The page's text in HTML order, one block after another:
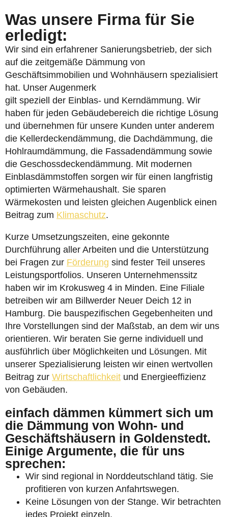
Was unsere Firma für Sie
erledigt:
Wir sind ein erfahrener Sanierungsbetrieb, der sich
auf die zeitgemäße Dämmung von
Geschäftsimmobilien und Wohnhäusern spezialisiert
hat. Unser Augenmerk
gilt speziell der Einblas- und Kerndämmung. Wir
haben für jeden Gebäudebereich die richtige Lösung
und übernehmen für unsere Kunden unter anderem
die Kellerdeckendämmung, die Dachdämmung, die
Hohlraumdämmung, die Fassadendämmung sowie
die Geschossdeckendämmung. Mit modernen
Einblasdämmstoffen sorgen wir für einen langfristig
optimierten Wärmehaushalt. Sie sparen
Wärmekosten und leisten gleichen Augenblick einen
Beitrag zum Klimaschutz.
Kurze Umsetzungszeiten, eine gekonnte
Durchführung aller Arbeiten und die Unterstützung
bei Fragen zur Förderung sind fester Teil unseres
Leistungsportfolios. Unseren Unternehmenssitz
haben wir im Krokusweg 4 in Minden. Eine Filiale
betreiben wir am Billwerder Neuer Deich 12 in
Hamburg. Die bauspezifischen Gegebenheiten und
Ihre Vorstellungen sind der Maßstab, an dem wir uns
orientieren. Wir beraten Sie gerne individuell und
ausführlich über Möglichkeiten und Lösungen. Mit
unserer Spezialisierung leisten wir einen wertvollen
Beitrag zur Wirtschaftlichkeit und Energieeffizienz
von Gebäuden.
einfach dämmen kümmert sich um
die Dämmung von Wohn- und
Geschäftshäusern in Goldenstedt.
Einige Argumente, die für uns
sprechen:
Wir sind regional in Norddeutschland tätig. Sie
profitieren von kurzen Anfahrtswegen.
Keine Lösungen von der Stange. Wir betrachten
jedes Projekt einzeln.